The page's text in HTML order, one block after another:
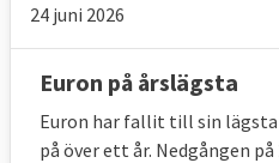
24 juni 2026
Euron på årslägsta
Euron har fallit till sin
på över ett år. Nedgången